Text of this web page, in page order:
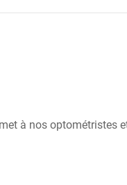
à nos optométristes